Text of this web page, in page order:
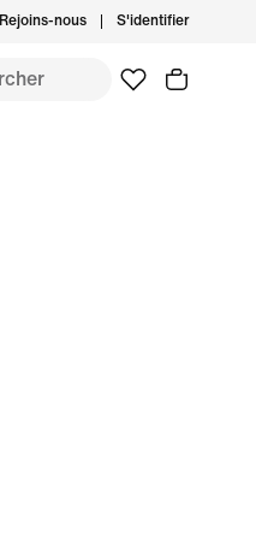
Rejoins-nous S'identifier